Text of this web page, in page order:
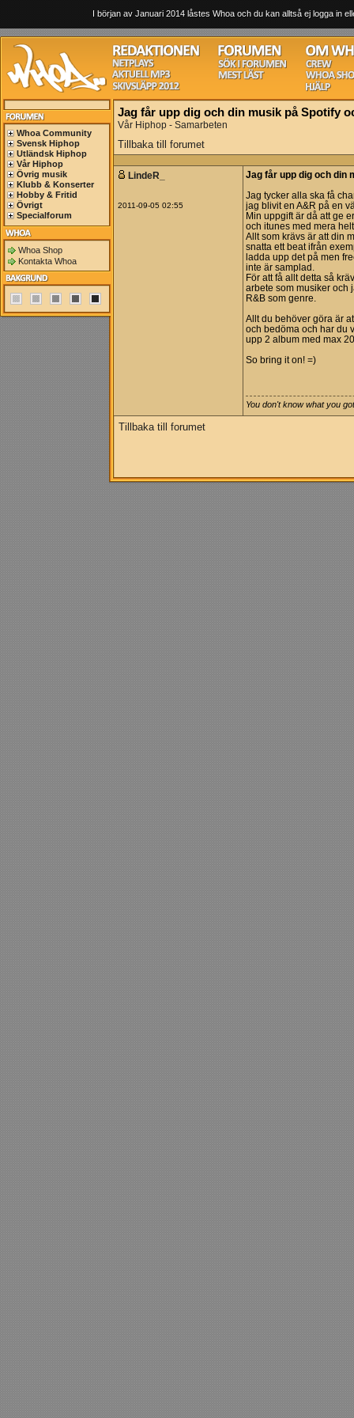
I början av Januari 2014 låstes Whoa och du kan alltså ej logga in
Whoa Community
Svensk Hiphop
Utländsk Hiphop
Vår Hiphop
Övrig musik
Klubb & Konserter
Hobby & Fritid
Övrigt
Specialforum
Whoa Shop
Kontakta Whoa
Jag får upp dig och din musik på Spotify
Vår Hiphop - Samarbeten
Tillbaka till forumet
LindeR_
2011-09-05 02:55
Jag får upp dig och din
Jag tycker alla ska få
jag blivit en A&R på en
Min uppgift är då att ge
och itunes med mera
Allt som krävs är att din
snatta ett beat ifrån
ladda upp det på men
inte är samplad.
För att få allt detta så
arbete som musiker och
R&B som genre.
Allt du behöver göra är
och bedöma och har du
upp 2 album med max
So bring it on! =)
You don't know what you
Tillbaka till forumet